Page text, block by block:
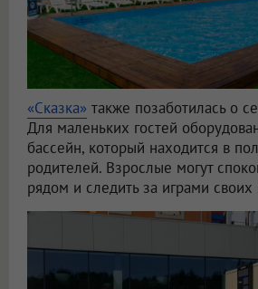
«Сказка» также позаботилась о
Для маленьких гостей
бассейн, который находится в
родителей. Взрослые могут
рядом и следить за играми